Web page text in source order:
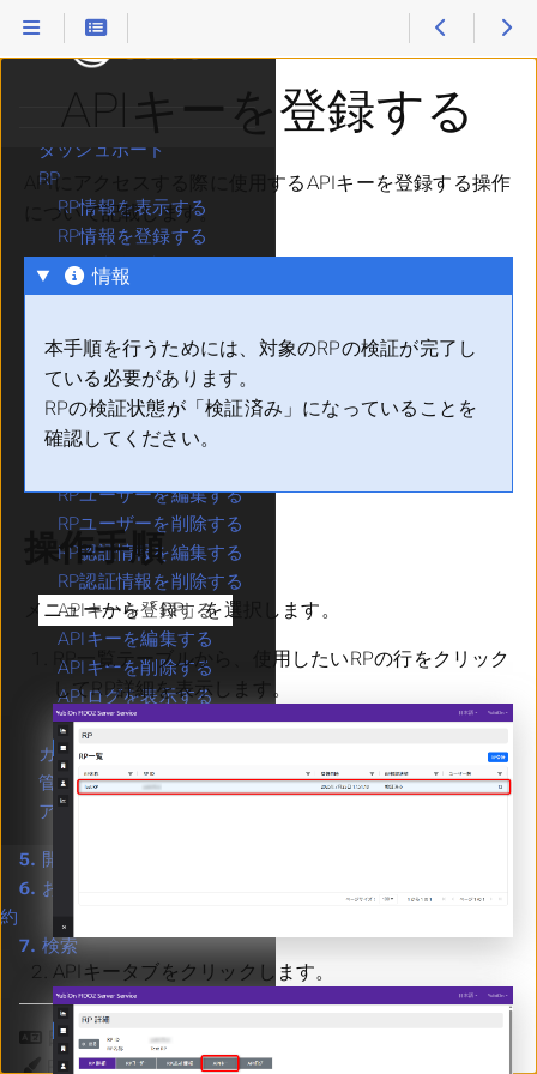
APIキーを登録する
APIにアクセスする際に使用するAPIキーを登録する操作
について記載します。
情報
本手順を行うためには、対象のRPの検証が完了し
ている必要があります。
RPの検証状態が「検証済み」になっていることを
確認してください。
操作手順
メニューから「RP」を選択します。
RP一覧テーブルから、使用したいRPの行をクリック
してRP詳細を表示します。
APIキータブをクリックします。
2. サービス概要
3.導入手順
管理者マニュアル
管理Webサイトログイン
ダッシュボード
RP
RP情報を表示する
RP情報を登録する
RPの所有確認を行う
RP名を編集する
る
許容オリジンを削除す
る
RP情報を削除する
RPユーザーを編集する
RPユーザーを削除する
RP認証情報を編集する
RP認証情報を削除する
APIキーを登録する
APIキーを編集する
APIキーを削除する
APIログを表示する
APIログをCSV出力する
カスタマー
管理者
アクティビティログ
5. 開発者向けマニュアル
6. お支払い・ライセンス契
約
7. 検索
言語
テーマ